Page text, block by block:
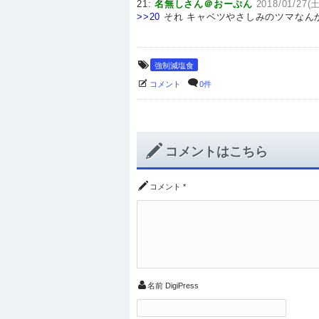
21:名無しさん＠おーぷん 2018/01/27(
>>20 それ キャベツやさしみのツマなん
強制減塩食
コメント 0件
コメントはこちら
コメント *
名前 DigiPress